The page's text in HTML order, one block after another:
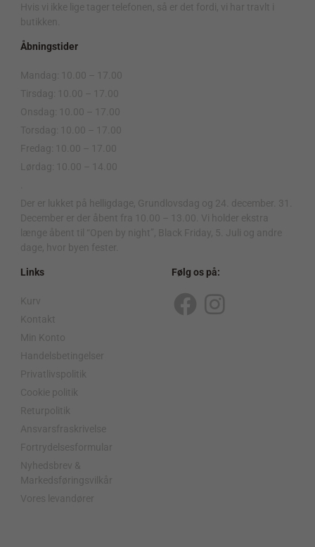
Hvis vi ikke lige tager telefonen, så er det fordi, vi har travlt i
butikken.
Åbningstider
Mandag: 10.00 – 17.00
Tirsdag: 10.00 – 17.00
Onsdag: 10.00 – 17.00
Torsdag: 10.00 – 17.00
Fredag: 10.00 – 17.00
Lørdag: 10.00 – 14.00
Der er lukket på helligdage, Grundlovsdag og 24. december. 31.
December er der åbent fra 10.00 – 13.00. Vi holder ekstra
længe åbent til “Open by night”, Black Friday, 5. Juli og andre
dage, hvor byen fester.
Links
Kurv
Kontakt
Min Konto
Handelsbetingelser
Privatlivspolitik
Cookie politik
Returpolitik
Ansvarsfraskrivelse
Fortrydelsesformular
Nyhedsbrev &
Markedsføringsvilkår
Vores levandører
Følg os på:
F
I